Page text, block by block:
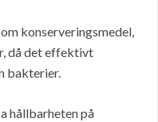
konserveringsmedel,
då det effektivt
bakterier.
hållbarheten på